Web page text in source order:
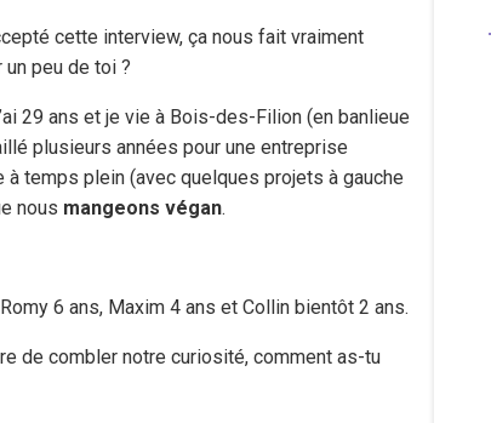
cette interview, ça nous fait vraiment
peu de toi ?
29 ans et je vie à Bois-des-Filion (en banlieue
plusieurs années pour une entreprise
temps plein (avec quelques projets à gauche
nous mangeons végan.
6 ans, Maxim 4 ans et Collin bientôt 2 ans.
de combler notre curiosité, comment as-tu